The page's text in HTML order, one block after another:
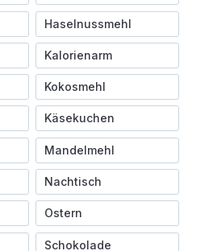
Haselnussmehl
Kalorienarm
Kokosmehl
Käsekuchen
Mandelmehl
Nachtisch
Ostern
Schokolade